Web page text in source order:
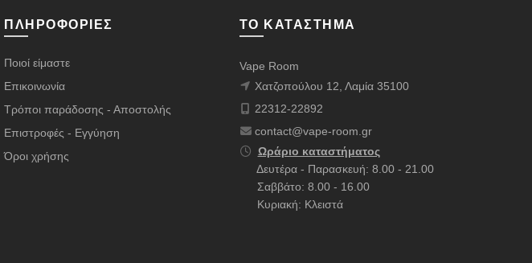
ΠΛΗΡΟΦΟΡΊΕΣ
Ποιοί είμαστε
Επικοινωνία
Τρόποι παράδοσης - Αποστολής
Επιστροφές - Εγγύηση
Όροι χρήσης
ΤΟ ΚΑΤΆΣΤΗΜΑ
Vape Room
Χατζοπούλου 12, Λαμία 35100
22312-22892
contact@vape-room.gr
Ωράριο καταστήματος
Δευτέρα - Παρασκευή: 8.00 - 21.00
Σαββάτο: 8.00 - 16.00
Κυριακή: Κλειστά